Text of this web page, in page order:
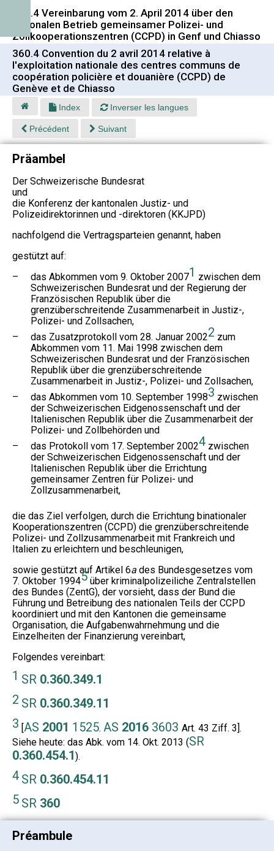
360.4 Vereinbarung vom 2. April 2014 über den
nationalen Betrieb gemeinsamer Polizei- und
Zollkooperationszentren (CCPD) in Genf und Chiasso
360.4 Convention du 2 avril 2014 relative à
l'exploitation nationale des centres communs de
coopération policière et douanière (CCPD) de
Genève et de Chiasso
Index Inverser les langues
Précédent Suivant
Präambel
Der Schweizerische Bundesrat
und
die Konferenz der kantonalen Justiz- und
Polizeidirektorinnen und -direktoren (KKJPD)
nachfolgend die Vertragsparteien genannt, haben
gestützt auf:
–
das Abkommen vom 9. Oktober 20071 zwischen dem
Schweizerischen Bundesrat und der Regierung der
Französischen Republik über die
grenzüberschreitende Zusammenarbeit in Justiz-,
Polizei- und Zollsachen,
–
das Zusatzprotokoll vom 28. Januar 20022 zum
Abkommen vom 11. Mai 1998 zwischen dem
Schweizerischen Bundesrat und der Französischen
Republik über die grenzüberschreitende
Zusammenarbeit in Justiz-, Polizei- und Zollsachen,
–
das Abkommen vom 10. September 19983 zwischen
der Schweizerischen Eidgenossenschaft und der
Italienischen Republik über die Zusammenarbeit der
Polizei- und Zollbehörden und
–
das Protokoll vom 17. September 20024 zwischen
der Schweizerischen Eidgenossenschaft und der
Italienischen Republik über die Errichtung
gemeinsamer Zentren für Polizei- und
Zollzusammenarbeit,
die das Ziel verfolgen, durch die Errichtung binationaler
Kooperationszentren (CCPD) die grenzüberschreitende
Polizei- und Zollzusammenarbeit mit Frankreich und
Italien zu erleichtern und beschleunigen,
sowie gestützt auf Artikel 6a des Bundesgesetzes vom
7. Oktober 19945 über kriminalpolizeiliche Zentralstellen
des Bundes (ZentG), der vorsieht, dass der Bund die
Führung und Betreibung des nationalen Teils der CCPD
koordiniert und mit den Kantonen die gemeinsame
Organisation, die Aufgabenwahrnehmung und die
Einzelheiten der Finanzierung vereinbart,
Folgendes vereinbart:
1 SR 0.360.349.1
2 SR 0.360.349.11
3 [AS 2001 1525. AS 2016 3603 Art. 43 Ziff. 3].
Siehe heute: das Abk. vom 14. Okt. 2013 (SR
0.360.454.1).
4 SR 0.360.454.11
5 SR 360
Préambule